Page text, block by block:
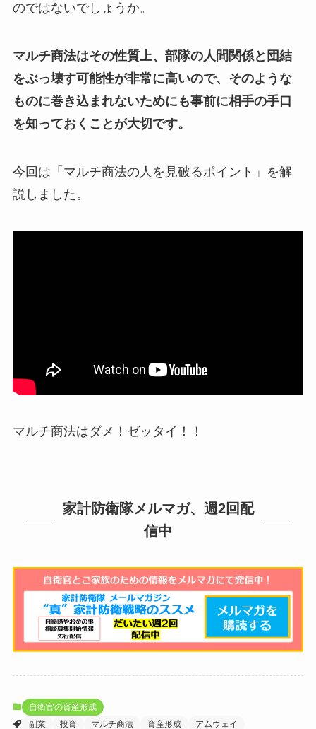
のではないでしょうか。
マルチ商法はその性質上、部隊の人間関係と団結
をぶっ壊す可能性が非常に高いので、そのような
ものに巻き込まれないためにも事前に相手の手口
を知っておくことが大切です。
今回は「マルチ商法の人を見破るポイント」を解
説しました。
マルチ商法はダメ！ゼッタイ！！
家計防衛隊メルマガ、週2回配
信中
自衛官の資産形成
副業
投資 マルチ商法 資産形成 アムウェイ